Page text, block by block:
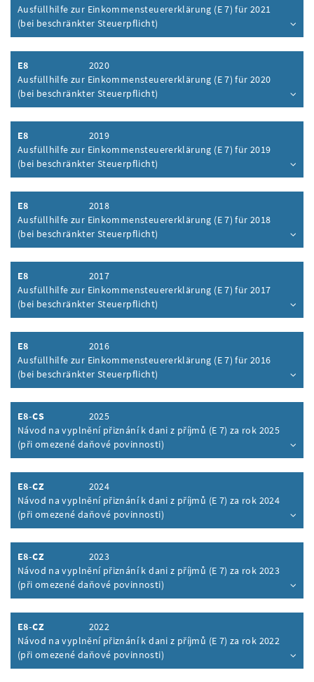
Ausfüllhilfe zur Einkommensteuererklärung (E 7) für 2021
(bei beschränkter Steuerpflicht)
Inhalt aufklappen
E8
2020
Ausfüllhilfe zur Einkommensteuererklärung (E 7) für 2020
(bei beschränkter Steuerpflicht)
Inhalt aufklappen
E8
2019
Ausfüllhilfe zur Einkommensteuererklärung (E 7) für 2019
(bei beschränkter Steuerpflicht)
Inhalt aufklappen
E8
2018
Ausfüllhilfe zur Einkommensteuererklärung (E 7) für 2018
(bei beschränkter Steuerpflicht)
Inhalt aufklappen
E8
2017
Ausfüllhilfe zur Einkommensteuererklärung (E 7) für 2017
(bei beschränkter Steuerpflicht)
Inhalt aufklappen
E8
2016
Ausfüllhilfe zur Einkommensteuererklärung (E 7) für 2016
(bei beschränkter Steuerpflicht)
Inhalt aufklappen
E8-CS
2025
Návod na vyplnění přiznání k dani z příjmů (E 7) za rok 2025
(při omezené daňové povinnosti)
Inhalt aufklappen
E8-CZ
2024
Návod na vyplnění přiznání k dani z příjmů (E 7) za rok 2024
(při omezené daňové povinnosti)
Inhalt aufklappen
E8-CZ
2023
Návod na vyplnění přiznání k dani z příjmů (E 7) za rok 2023
(při omezené daňové povinnosti)
Inhalt aufklappen
E8-CZ
2022
Návod na vyplnění přiznání k dani z příjmů (E 7) za rok 2022
(při omezené daňové povinnosti)
Inhalt aufklappen